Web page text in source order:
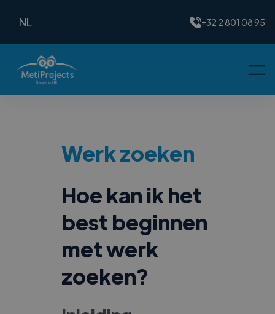
NL +32 2 801 08 95
Werk zoeken
Hoe kan ik het
best beginnen
met werk
zoeken?